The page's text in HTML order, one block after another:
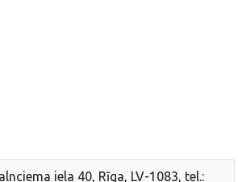
iela 40, Rīga, LV-1083, tel.: